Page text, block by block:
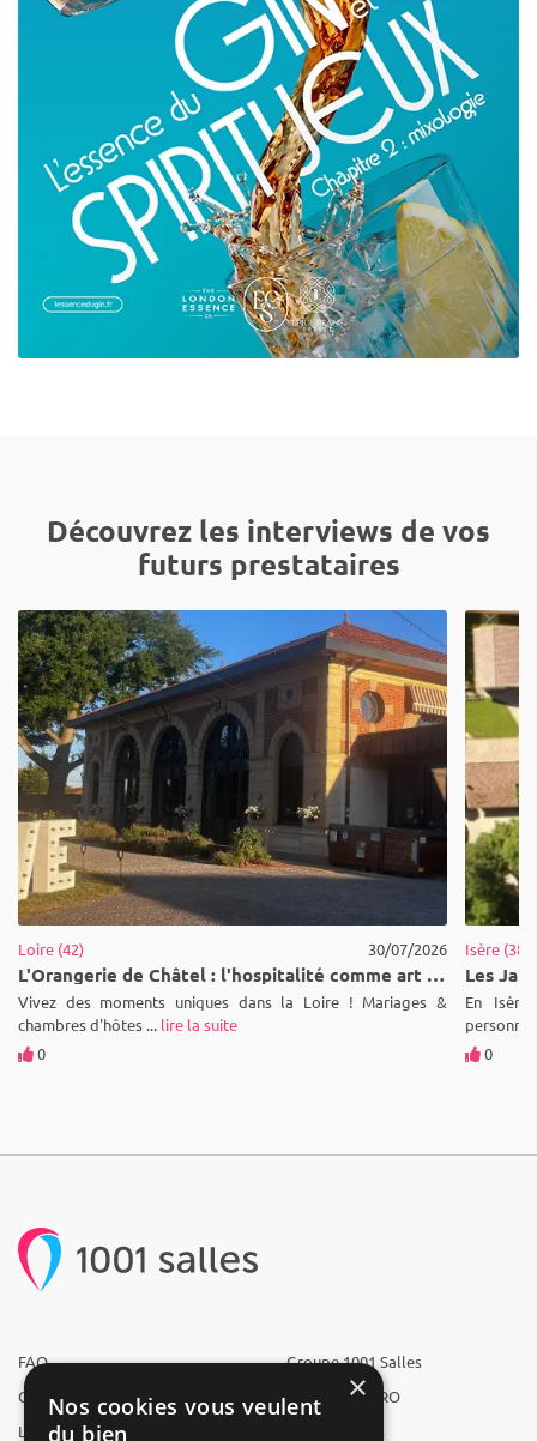
Découvrez les interviews de vos
futurs prestataires
Loire (42) 30/07/2026
L'Orangerie de Châtel : l'hospitalité comme art de vivre au cœur de la Loire
Vivez des moments uniques dans la Loire ! Mariages &
chambres d'hôtes ... lire la suite
0
Isère (38)
En
0
FAQ
Qui sommes-nous ?
L'équipe
Groupe 1001 Salles
1001 Salles PRO
1001 Traiteurs
×
Nos cookies vous veulent
du bien